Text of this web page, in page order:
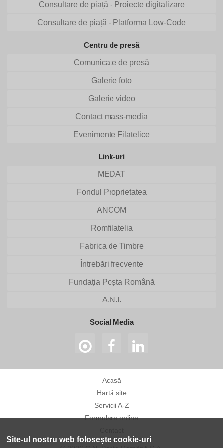
Site-ul nostru web folosește cookie-uri
Consultare de piață - Proiecte digitalizare
Consultare de piață - Platforma Low-Code
Centru de presă
Comunicate de presă
Galerie foto
Galerie video
Contact mass-media
Evenimente Filatelice
Link-uri
MEDAT
Fondul Proprietatea
ANCOM
Romfilatelia
Fabrica de Timbre
Întrebări frecvente
Fundația Poșta Română
A.N.I.
Social Media
Acasă
Hartă site
Servicii A-Z
Formulare online